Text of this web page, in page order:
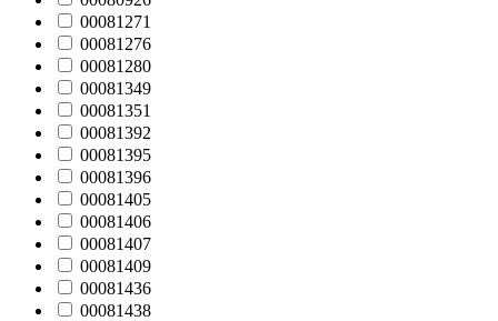
00081271
00081276
00081280
00081349
00081351
00081392
00081395
00081396
00081405
00081406
00081407
00081409
00081436
00081438